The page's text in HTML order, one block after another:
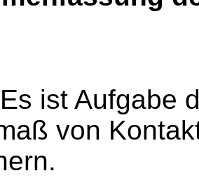
Es ist Aufgabe
von